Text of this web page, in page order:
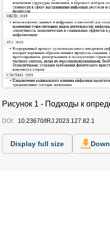
Рисунок 1 - Подходы к
DOI: 10.23670/IRJ.2023.127.82.1
Display full size